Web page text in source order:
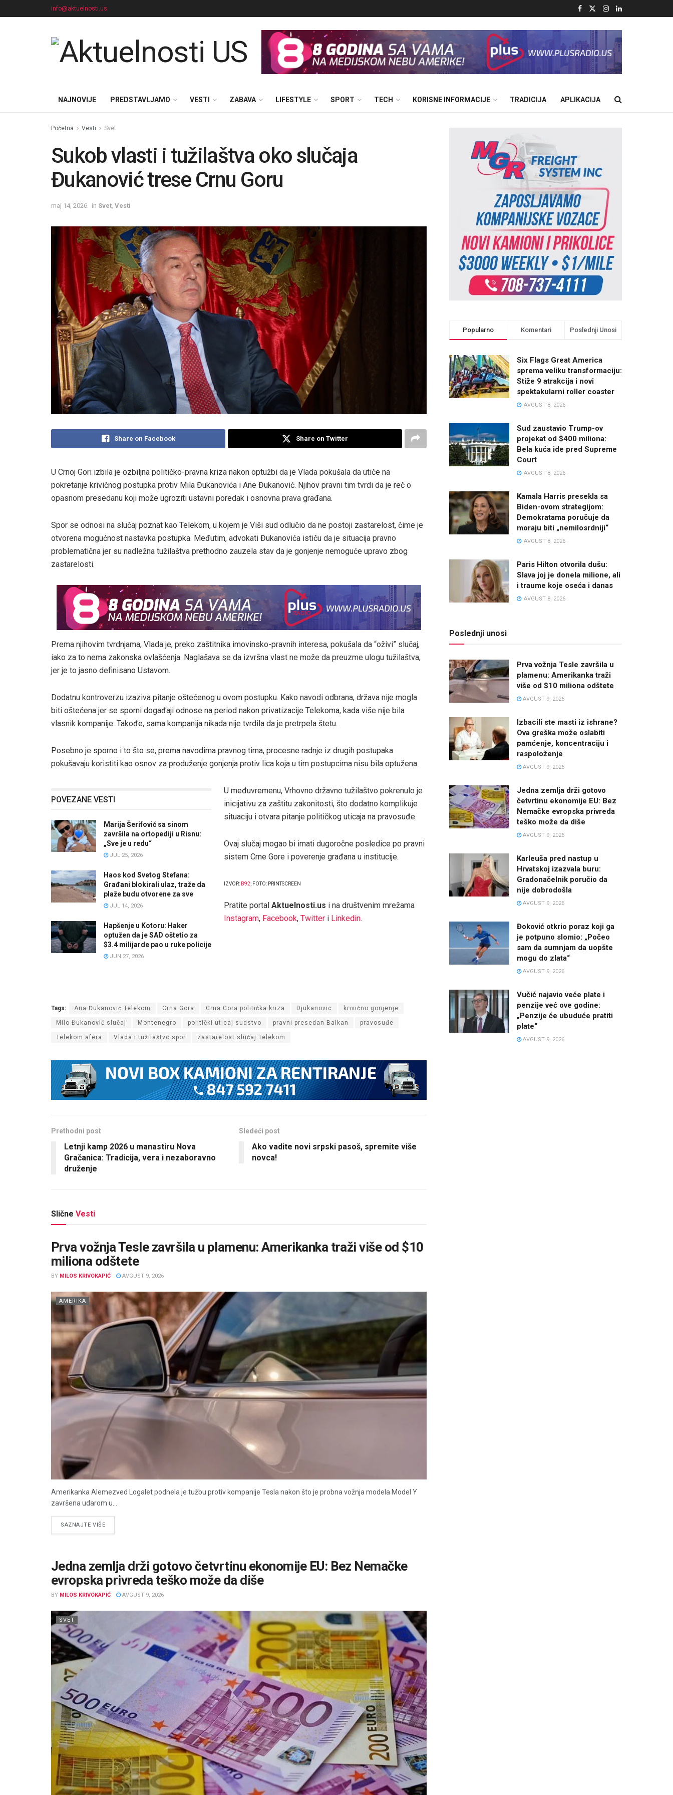
info@aktuelnosti.us
NAJNOVIJE PREDSTAVLJAMO VESTI ZABAVA LIFESTYLE SPORT TECH KORISNE INFORMACIJE TRADICIJA APLIKACIJA
Početna Vesti Svet
Sukob vlasti i tužilaštva oko slučaja
Đukanović trese Crnu Goru
maj 14, 2026 in Svet Vesti
Share on Facebook Share on Twitter
U Crnoj Gori izbila je ozbiljna političko-pravna kriza nakon optužbi da je Vlada pokušala da utiče na
pokretanje krivičnog postupka protiv Mila Đukanovića i Ane Đukanović. Njihov pravni tim tvrdi da je reč o
opasnom presedanu koji može ugroziti ustavni poredak i osnovna prava građana.
Spor se odnosi na slučaj poznat kao Telekom, u kojem je Viši sud odlučio da ne postoji zastarelost, čime je
otvorena mogućnost nastavka postupka. Međutim, advokati Đukanovića ističu da je situacija pravno
problematična jer su nadležna tužilaštva prethodno zauzela stav da je gonjenje nemoguće upravo zbog
zastarelosti.
Prema njihovim tvrdnjama, Vlada je, preko zaštitnika imovinsko-pravnih interesa, pokušala da “oživi” slučaj,
iako za to nema zakonska ovlašćenja. Naglašava se da izvršna vlast ne može da preuzme ulogu tužilaštva,
jer je to jasno definisano Ustavom.
Dodatnu kontroverzu izaziva pitanje oštećenog u ovom postupku. Kako navodi odbrana, država nije mogla
biti oštećena jer se sporni događaji odnose na period nakon privatizacije Telekoma, kada više nije bila
vlasnik kompanije. Takođe, sama kompanija nikada nije tvrdila da je pretrpela štetu.
Posebno je sporno i to što se, prema navodima pravnog tima, procesne radnje iz drugih postupaka
pokušavaju koristiti kao osnov za produženje gonjenja protiv lica koja u tim postupcima nisu bila optužena.
POVEZANE VESTI
Marija Šerifović sa sinom
završila na ortopediji u Risnu:
„Sve je u redu“
JUL 25, 2026
Haos kod Svetog Stefana:
Građani blokirali ulaz, traže da
plaže budu otvorene za sve
JUL 14, 2026
Hapšenje u Kotoru: Haker
optužen da je SAD oštetio za
$3.4 milijarde pao u ruke policije
JUN 27, 2026
U međuvremenu, Vrhovno državno tužilaštvo pokrenulo je
inicijativu za zaštitu zakonitosti, što dodatno komplikuje
situaciju i otvara pitanje političkog uticaja na pravosuđe.
Ovaj slučaj mogao bi imati dugoročne posledice po pravni
sistem Crne Gore i poverenje građana u institucije.
IZVOR: B92 , FOTO: PRINTSCREEN
Pratite portal Aktuelnosti.us i na društvenim mrežama
Instagram, Facebook, Twitter i Linkedin.
Tags: Ana Đukanović Telekom Crna Gora Crna Gora politička kriza Djukanovic krivično gonjenje
Milo Đukanović slučaj Montenegro politički uticaj sudstvo pravni presedan Balkan pravosuđe
Telekom afera Vlada i tužilaštvo spor zastarelost slučaj Telekom
Prethodni post
Letnji kamp 2026 u manastiru Nova
Gračanica: Tradicija, vera i nezaboravno
druženje
Sledeći post
Ako vadite novi srpski pasoš, spremite više
novca!
Slične Vesti
Prva vožnja Tesle završila u plamenu: Amerikanka traži više od $10
miliona odštete
BY MILOS KRIVOKAPIĆ AVGUST 9, 2026
AMERIKA
Amerikanka Alemezved Logalet podnela je tužbu protiv kompanije Tesla nakon što je probna vožnja modela Model Y
završena udarom u...
SAZNAJTE VIŠEDETAILS
Jedna zemlja drži gotovo četvrtinu ekonomije EU: Bez Nemačke
evropska privreda teško može da diše
BY MILOS KRIVOKAPIĆ AVGUST 9, 2026
SVET
Popularno Komentari Poslednji Unosi
Six Flags Great America
sprema veliku transformaciju:
Stiže 9 atrakcija i novi
spektakularni roller coaster
AVGUST 8, 2026
Sud zaustavio Trump-ov
projekat od $400 miliona:
Bela kuća ide pred Supreme
Court
AVGUST 8, 2026
Kamala Harris presekla sa
Biden-ovom strategijom:
Demokratama poručuje da
moraju biti „nemilosrdniji“
AVGUST 8, 2026
Paris Hilton otvorila dušu:
Slava joj je donela milione, ali
i traume koje oseća i danas
AVGUST 8, 2026
Poslednji unosi
Prva vožnja Tesle završila u
plamenu: Amerikanka traži
više od $10 miliona odštete
AVGUST 9, 2026
Izbacili ste masti iz ishrane?
Ova greška može oslabiti
pamćenje, koncentraciju i
raspoloženje
AVGUST 9, 2026
Jedna zemlja drži gotovo
četvrtinu ekonomije EU: Bez
Nemačke evropska privreda
teško može da diše
AVGUST 9, 2026
Karleuša pred nastup u
Hrvatskoj izazvala buru:
Gradonačelnik poručio da
nije dobrodošla
AVGUST 9, 2026
Đoković otkrio poraz koji ga
je potpuno slomio: „Počeo
sam da sumnjam da uopšte
mogu do zlata“
AVGUST 9, 2026
Vučić najavio veće plate i
penzije već ove godine:
„Penzije će ubuduće pratiti
plate“
AVGUST 9, 2026